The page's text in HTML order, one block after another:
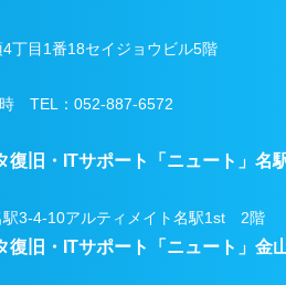
丁目1番18セイジョウビル5階
TEL：052-887-6572
復旧・ITサポート 「ニュート」名
駅3-4-10アルティメイト名駅1st 2階
復旧・ITサポート 「ニュート」金